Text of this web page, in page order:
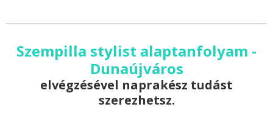
Szempilla stylist alaptanfolyam -
Dunaújváros
elvégzésével naprakész tudást
szerezhetsz.